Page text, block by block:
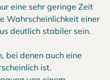
eine sehr geringe Zeit
Wahrscheinlichkeit einer
deutlich stabiler sein.
bei denen auch eine
ist.